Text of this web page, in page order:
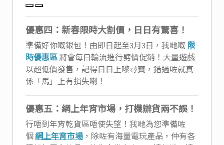
優惠四：新春限時大割價，日日有驚喜！
準備好你嘅銀包！由即日起至3月3日，我哋嘅 限
時優惠區 將會每日輪流進行劈價促銷！大量遊戲
以超低價發售，記得日日上嚟尋寶，錯過咗就真
係「馬」上有損失喇！
優惠五：網上年宵市場，打機辦貨兩不誤！
行唔到年宵乾貨區唔使失望！我哋為您準備咗
個 網上年宵市場 ，除咗有海量電玩產品，仲有各